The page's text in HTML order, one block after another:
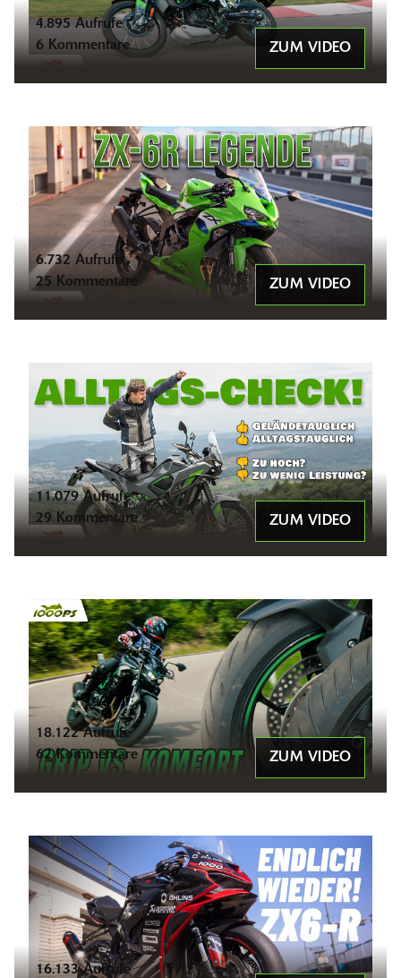
4.895 Aufrufe
6 Kommentare
ZUM VIDEO
6.732 Aufrufe
25 Kommentare
ZUM VIDEO
11.079 Aufrufe
29 Kommentare
ZUM VIDEO
18.122 Aufrufe
62 Kommentare
ZUM VIDEO
16.133 Aufrufe